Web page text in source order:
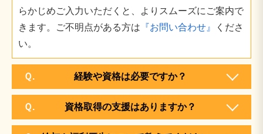
らかじめご入力いただくと、よりスムーズにご案内で
きます。ご不明点がある方は 『お問い合わせ』
くださ
い。
Ｑ. 経験や資格は必要ですか？
ご希望の教室、職種によっては、経験や資格がなく
ても可能です。ご希望の地域を記載してフォームか
Ｑ. 資格取得の支援はありますか？
こどもプラスでは、NPO法人運動保育士会を通し